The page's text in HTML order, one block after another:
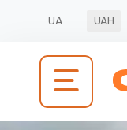
UA UAH